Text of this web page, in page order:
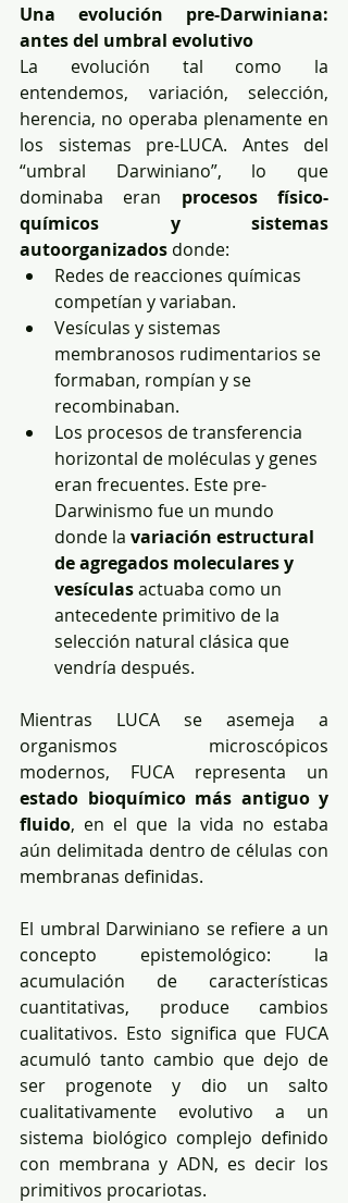
Una evolución pre-Darwiniana:
antes del umbral evolutivo
La evolución tal como la
entendemos, variación, selección,
herencia, no operaba plenamente en
los sistemas pre-LUCA. Antes del
“umbral Darwiniano”, lo que
dominaba eran procesos físico-
químicos y sistemas
autoorganizados donde:
Redes de reacciones químicas
competían y variaban.
Vesículas y sistemas
membranosos rudimentarios se
formaban, rompían y se
recombinaban.
Los procesos de transferencia
horizontal de moléculas y genes
eran frecuentes. Este pre-
Darwinismo fue un mundo
donde la variación estructural
de agregados moleculares y
vesículas actuaba como un
antecedente primitivo de la
selección natural clásica que
vendría después.
Mientras LUCA se asemeja a
organismos microscópicos
estado bioquímico más antiguo y
fluido, en el que la vida no estaba
aún delimitada dentro de células con
membranas definidas.
El umbral Darwiniano se refiere a un
concepto epistemológico: la
acumulación de características
cuantitativas, produce cambios
cualitativos. Esto significa que FUCA
acumuló tanto cambio que dejo de
ser progenote y dio un salto
cualitativamente evolutivo a un
sistema biológico complejo definido
con membrana y ADN, es decir los
primitivos procariotas.